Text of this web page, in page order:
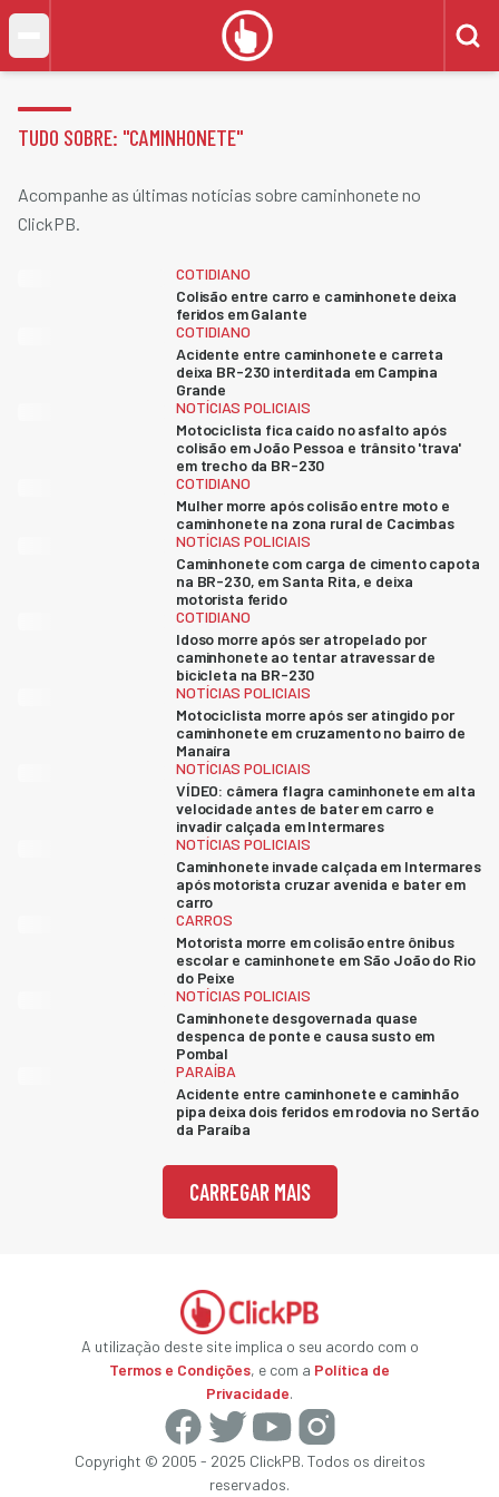
TUDO SOBRE: "CAMINHONETE"
Acompanhe as últimas notícias sobre caminhonete no
ClickPB.
COTIDIANO
Colisão entre carro e caminhonete deixa
feridos em Galante
COTIDIANO
Acidente entre caminhonete e carreta
deixa BR-230 interditada em Campina
Grande
NOTÍCIAS POLICIAIS
Motociclista fica caído no asfalto após
colisão em João Pessoa e trânsito 'trava'
em trecho da BR-230
COTIDIANO
Mulher morre após colisão entre moto e
caminhonete na zona rural de Cacimbas
NOTÍCIAS POLICIAIS
Caminhonete com carga de cimento capota
na BR-230, em Santa Rita, e deixa
motorista ferido
COTIDIANO
Idoso morre após ser atropelado por
caminhonete ao tentar atravessar de
bicicleta na BR-230
NOTÍCIAS POLICIAIS
Motociclista morre após ser atingido por
caminhonete em cruzamento no bairro de
Manaíra
NOTÍCIAS POLICIAIS
VÍDEO: câmera flagra caminhonete em alta
velocidade antes de bater em carro e
invadir calçada em Intermares
NOTÍCIAS POLICIAIS
Caminhonete invade calçada em Intermares
após motorista cruzar avenida e bater em
carro
CARROS
Motorista morre em colisão entre ônibus
escolar e caminhonete em São João do Rio
do Peixe
NOTÍCIAS POLICIAIS
Caminhonete desgovernada quase
despenca de ponte e causa susto em
Pombal
PARAÍBA
Acidente entre caminhonete e caminhão
pipa deixa dois feridos em rodovia no Sertão
da Paraíba
CARREGAR MAIS
A utilização deste site implica o seu acordo com o
Termos e Condições, e com a Política de
Privacidade.
Copyright © 2005 - 2025 ClickPB. Todos os direitos
reservados.